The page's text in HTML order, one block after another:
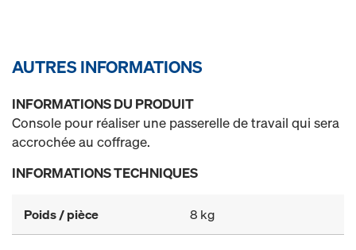
AUTRES INFORMATIONS
INFORMATIONS DU PRODUIT
Console pour réaliser une passerelle de travail qui sera
accrochée au coffrage.
INFORMATIONS TECHNIQUES
Poids / pièce 8 kg